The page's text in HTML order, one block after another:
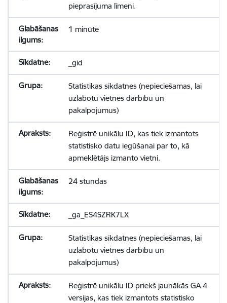
pieprasījuma līmeni.
1 minūte
_gid
Statistikas sīkdatnes (nepieciešamas, lai
uzlabotu vietnes darbību un
pakalpojumus)
Reģistrē unikālu ID, kas tiek izmantots
statistisko datu iegūšanai par to, kā
apmeklētājs izmanto vietni.
24 stundas
_ga_ES4SZRK7LX
Statistikas sīkdatnes (nepieciešamas, lai
uzlabotu vietnes darbību un
pakalpojumus)
Reģistrē unikālu ID priekš jaunākās GA 4
versijas, kas tiek izmantots statistisko